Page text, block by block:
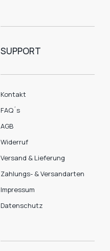
SUPPORT
Kontakt
FAQ´s
AGB
Widerruf
Versand & Lieferung
Zahlungs- & Versandarten
Impressum
Datenschutz